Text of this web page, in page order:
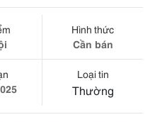
Hình thức
Cần bán
Loại tin
Thường